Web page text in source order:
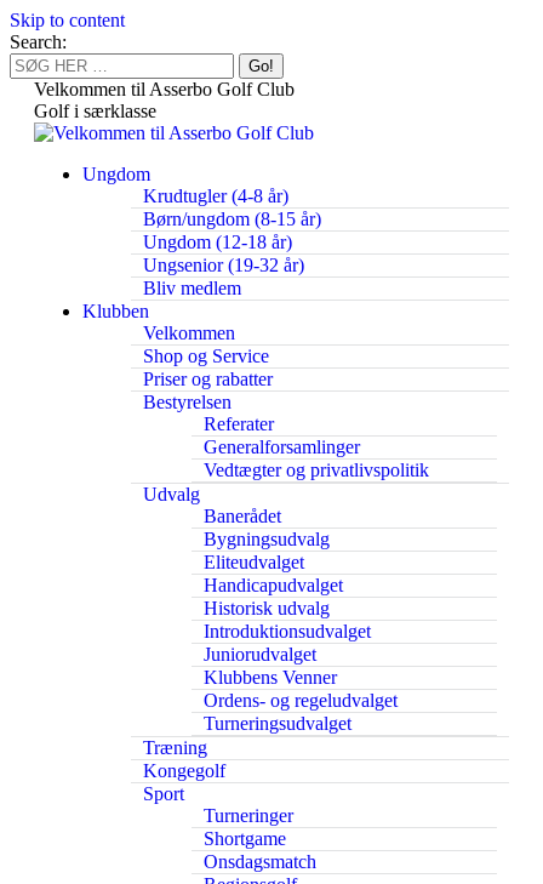
Skip to content
Search:
Velkommen til Asserbo Golf Club
Golf i særklasse
Ungdom
Krudtugler (4-8 år)
Børn/ungdom (8-15 år)
Ungdom (12-18 år)
Ungsenior (19-32 år)
Bliv medlem
Klubben
Velkommen
Shop og Service
Priser og rabatter
Bestyrelsen
Referater
Generalforsamlinger
Vedtægter og privatlivspolitik
Udvalg
Banerådet
Bygningsudvalg
Eliteudvalget
Handicapudvalget
Historisk udvalg
Introduktionsudvalget
Juniorudvalget
Klubbens Venner
Ordens- og regeludvalget
Turneringsudvalget
Træning
Kongegolf
Sport
Turneringer
Shortgame
Onsdagsmatch